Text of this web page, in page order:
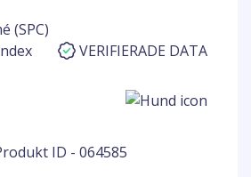
(SPC)
VERIFIERADE DATA